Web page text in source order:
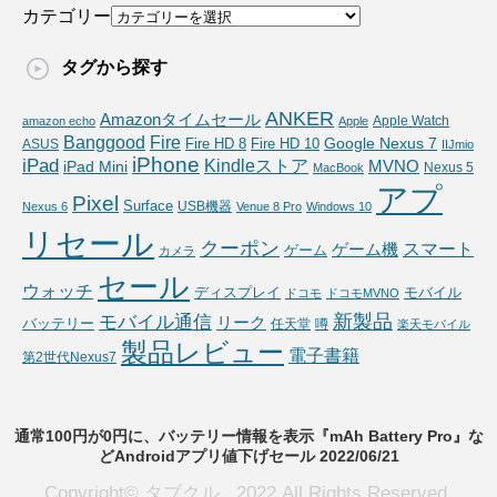
カテゴリー
タグから探す
amazon echo Amazonタイムセール ANKER Apple Apple Watch
ASUS Banggood Fire Fire HD 8 Fire HD 10 Google Nexus 7 IIJmio
iPad iPad Mini iPhone Kindleストア MacBook MVNO Nexus 5
Nexus 6 Pixel Surface USB機器 Venue 8 Pro Windows 10 アプ
リセール カメラ クーポン ゲーム ゲーム機 スマート
ウォッチ セール ディスプレイ ドコモ ドコモMVNO モバイル
バッテリー モバイル通信 リーク 任天堂 噂 新製品 楽天モバイル
第2世代Nexus7 製品レビュー 電子書籍
通常100円が0円に、バッテリー情報を表示『mAh Battery Pro』な
どAndroidアプリ値下げセール 2022/06/21